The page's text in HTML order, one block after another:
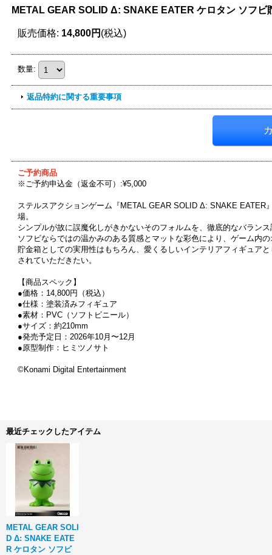
METAL GEAR SOLID Δ: SNAKE EATER ケロタン ソフビ
販売価格: 14,800円 (税込)
数量:
返品特約に関する重要事項
ご予約商品
※ご予約申込金（返金不可）:¥5,000
ステルスアクションゲーム『METAL GEAR SOLID Δ: SNAKE
場。
シンプルが故に誤魔化しがきかないそのフォルムを、徹底的なバラン
ソフビならではの温かみのある質感とマットな彩色により、ゲーム内
貯金箱としての実用性はもちろん、愛くるしいインテリアフィギュア
されていただきたい。
【商品スペック】
●価格：14,800円（税込）
●仕様：塗装済みフィギュア
●素材：PVC（ソフトビニール）
●サイズ：約210mm
●発売予定日：2026年10月〜12月
●原型制作：ヒミツノサト
©Konami Digital Entertainment
最近チェックしたアイテム
METAL GEAR SOLI
D Δ: SNAKE EATE
R ケロタン ソフビ